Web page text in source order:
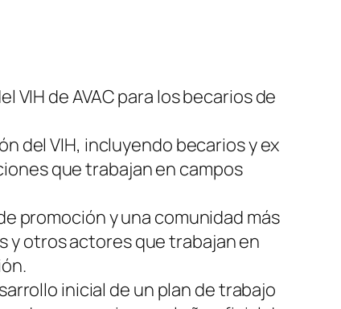
de AVAC para los becarios de
del VIH, incluyendo becarios y ex
que trabajan en campos
promoción y una comunidad más
y otros actores que trabajan en
inicial de un plan de trabajo